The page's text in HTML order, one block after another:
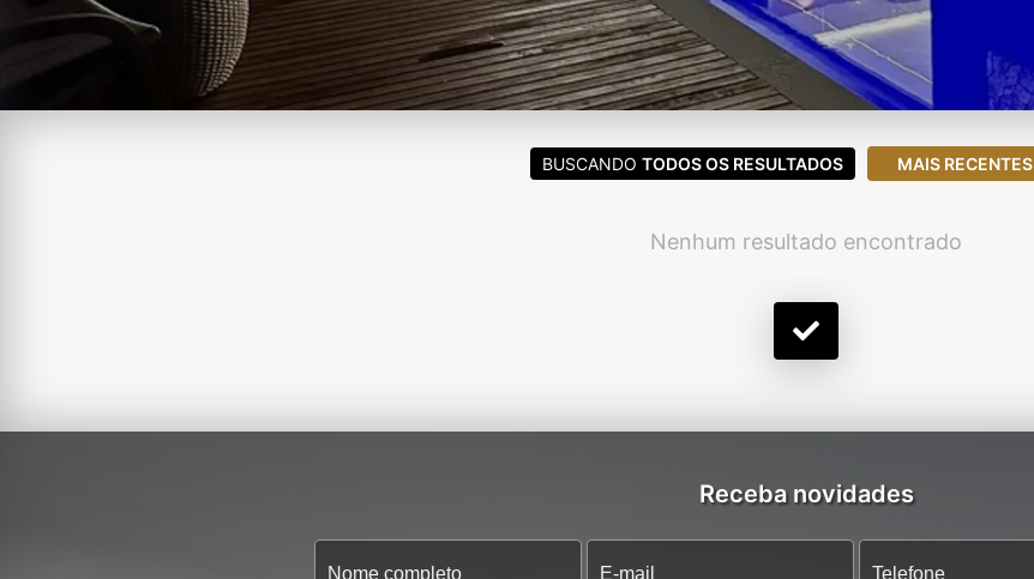
BUSCANDO TODOS OS RESULTADOS MAIS RECENTES
Nenhum resultado encontrado
Receba novidades